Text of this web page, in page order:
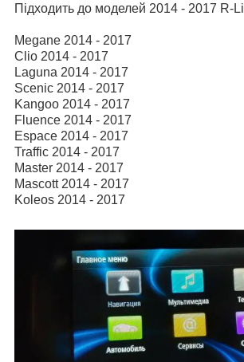
Підходить до моделей 2014 - 2017 R-
Megane 2014 - 2017
Clio 2014 - 2017
Laguna 2014 - 2017
Scenic 2014 - 2017
Kangoo 2014 - 2017
Fluence 2014 - 2017
Espace 2014 - 2017
Traffic 2014 - 2017
Master 2014 - 2017
Mascott 2014 - 2017
Koleos 2014 - 2017